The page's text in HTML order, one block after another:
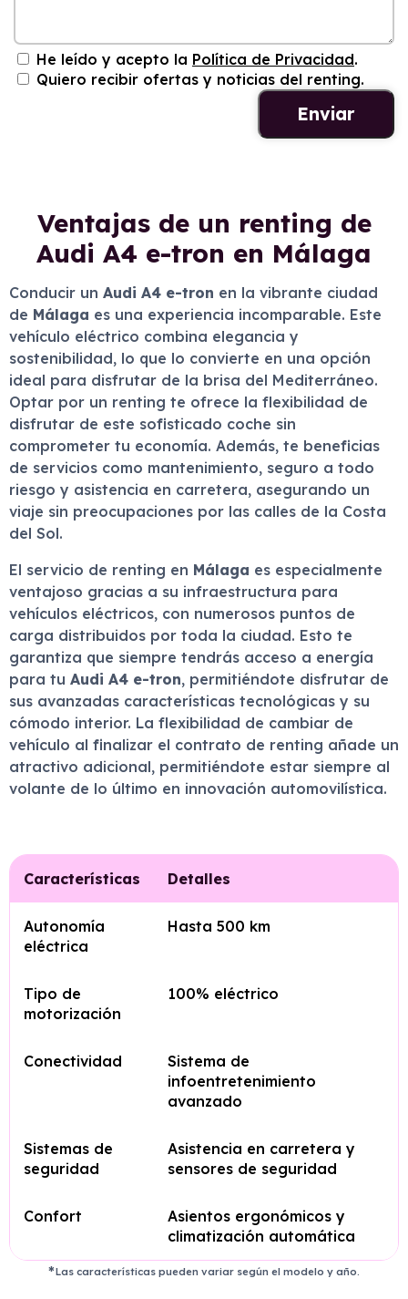
He leído y acepto la Política de Privacidad.
Quiero recibir ofertas y noticias del renting.
Ventajas de un renting de
Audi A4 e-tron en Málaga
Conducir un Audi A4 e-tron en la vibrante ciudad
de Málaga es una experiencia incomparable. Este
vehículo eléctrico combina elegancia y
sostenibilidad, lo que lo convierte en una opción
ideal para disfrutar de la brisa del Mediterráneo.
Optar por un renting te ofrece la flexibilidad de
disfrutar de este sofisticado coche sin
comprometer tu economía. Además, te beneficias
de servicios como mantenimiento, seguro a todo
riesgo y asistencia en carretera, asegurando un
viaje sin preocupaciones por las calles de la Costa
del Sol.
El servicio de renting en Málaga es especialmente
ventajoso gracias a su infraestructura para
vehículos eléctricos, con numerosos puntos de
carga distribuidos por toda la ciudad. Esto te
garantiza que siempre tendrás acceso a energía
para tu Audi A4 e-tron, permitiéndote disfrutar de
sus avanzadas características tecnológicas y su
cómodo interior. La flexibilidad de cambiar de
vehículo al finalizar el contrato de renting añade un
atractivo adicional, permitiéndote estar siempre al
volante de lo último en innovación automovilística.
Características Detalles
Autonomía
eléctrica
Hasta 500 km
Tipo de
motorización
100% eléctrico
Conectividad
Sistema de
infoentretenimiento
avanzado
Sistemas de
seguridad
Asistencia en carretera y
sensores de seguridad
Confort
Asientos ergonómicos y
climatización automática
Las características pueden variar según el modelo y año.